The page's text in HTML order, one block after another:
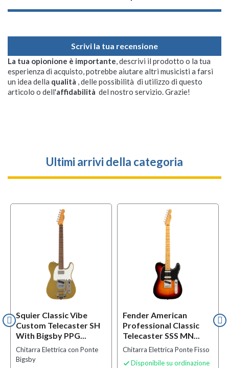
Scrivi la tua recensione
La tua opionione è importante, descrivi il prodotto o la tua
esperienza di acquisto, potrebbe aiutare altri musicisti a farsi
un idea della qualità , delle possibilità di utilizzo di questo
articolo o dell'affidabilità del nostro servizio. Grazie!
Ultimi arrivi della categoria
Squier Classic Vibe
Custom Telecaster SH
With Bigsby PPG...
Chitarra Elettrica con Ponte
Bigsby
Fender American
Professional Classic
Telecaster SSS MN...
Chitarra Elettrica Ponte Fisso
 Disponibile su ordinazione